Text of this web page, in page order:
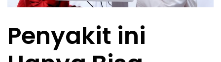
Penyakit ini